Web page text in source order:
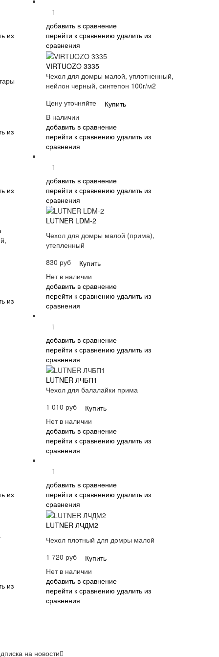
из
из
i
добавить в сравнение
перейти к сравнению удалить из
сравнения
VIRTUOZO 3335
Чехол для домры малой, уплотненный,
нейлон черный, синтепон 100г/м2
Цену уточняйте
Купить
В наличии
добавить в сравнение
перейти к сравнению удалить из
сравнения
из
из
i
добавить в сравнение
перейти к сравнению удалить из
сравнения
LUTNER LDM-2
Чехол для домры малой (прима),
утепленный
830 руб
Купить
Нет в наличии
добавить в сравнение
перейти к сравнению удалить из
сравнения
i
добавить в сравнение
перейти к сравнению удалить из
сравнения
LUTNER ЛЧБП1
Чехол для балалайки прима
1 010 руб
Купить
Нет в наличии
добавить в сравнение
перейти к сравнению удалить из
сравнения
из
из
i
добавить в сравнение
перейти к сравнению удалить из
сравнения
LUTNER ЛЧДМ2
Чехол плотный для домры малой
1 720 руб
Купить
Нет в наличии
добавить в сравнение
перейти к сравнению удалить из
сравнения
на новости